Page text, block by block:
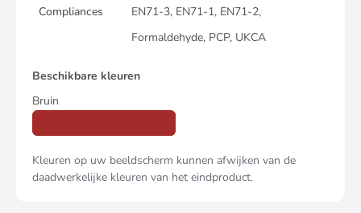
Compliances
EN71-3, EN71-1, EN71-2,
Formaldehyde, PCP, UKCA
Beschikbare kleuren
Bruin
Kleuren op uw beeldscherm kunnen afwijken van de
daadwerkelijke kleuren van het eindproduct.